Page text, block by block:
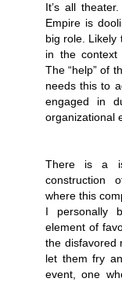
It’s all
Empire is
big role. Likely
in the context
The “help” of
needs this to
engaged in
organizational
There is a
construction
where this
I personally
element of
the disfavored
let them fry
event, one